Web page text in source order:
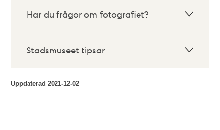
Har du frågor om fotografiet?
Stadsmuseet tipsar
Uppdaterad2021-12-02